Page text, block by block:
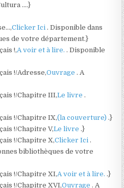
….}
Clicker Ici. Disponible dans
de votre département.}
!,A voir et à lire.. Disponible
!/Adresse,Ouvrage. A
!/Chapitre III,Le livre.
!/Chapitre IX,(la couverture).}
!/Chapitre V,Le livre.}
!/Chapitre X,Clicker Ici.
bibliothèques de votre
!/Chapitre XI,A voir et à lire..}
!/Chapitre XVI,Ouvrage. A